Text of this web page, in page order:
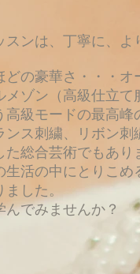
ンは、丁寧に、よ
どの豪華さ・・・
ゾン（高級仕立て
級モードの最高峰
ンス刺繍、リボン
総合芸術でもあり
生活の中にとりこ
した。
でみませんか？